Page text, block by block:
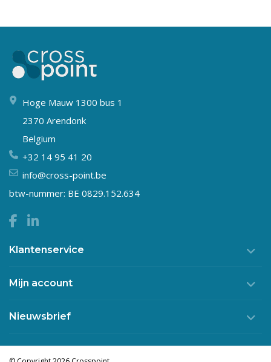
Hoge Mauw 1300 bus 1
2370 Arendonk
Belgium
+32 14 95 41 20
info@cross-point.be
btw-nummer: BE 0829.152.634
Klantenservice
Mijn account
Nieuwsbrief